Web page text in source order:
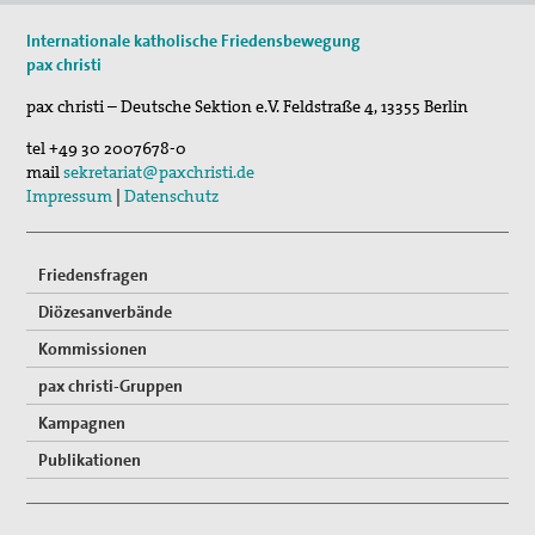
Vernetzung
Mitglied werden
Spenden
Gewissensberatung zu Fragen im Kontext des neuen
Suche
Internationale katholische Friedensbewegung
pax christi
pax christi – Deutsche Sektion e.V.Feldstraße 4,13355 Berlin
tel+49 30 2007678-0
mailsekretariat@paxchristi.de
Impressum |Datenschutz
Friedensfragen
Diözesanverbände
Kommissionen
pax christi-Gruppen
Kampagnen
Publikationen